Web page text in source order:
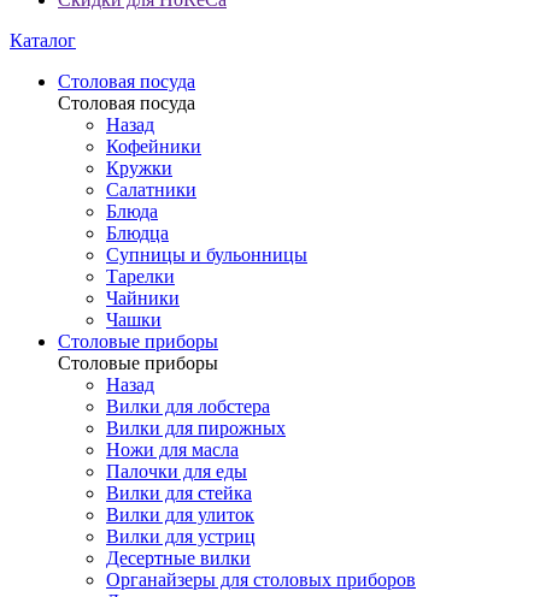
Каталог
Столовая посуда
Столовая посуда
Назад
Кофейники
Кружки
Салатники
Блюда
Блюдца
Супницы и бульонницы
Тарелки
Чайники
Чашки
Cтоловые приборы
Cтоловые приборы
Назад
Вилки для лобстера
Вилки для пирожных
Ножи для масла
Палочки для еды
Вилки для стейка
Вилки для улиток
Вилки для устриц
Десертные вилки
Органайзеры для столовых приборов